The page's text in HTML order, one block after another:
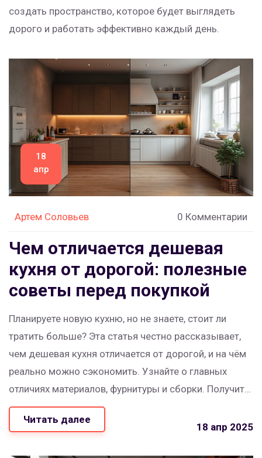
создать пространство, которое будет выглядеть
дорого и работать эффективно каждый день.
18
апр
Артем Соловьев 0 Комментарии
Чем отличается дешевая
кухня от дорогой: полезные
советы перед покупкой
Планируете новую кухню, но не знаете, стоит ли
тратить больше? Эта статья честно рассказывает,
чем дешевая кухня отличается от дорогой, и на чём
реально можно сэкономить. Узнайте о главных
отличиях материалов, фурнитуры и сборки. Получите
практические советы, которые помогут сделать
удачный выбор. Поделимся нюансами, которые
Читать далее
18 апр 2025